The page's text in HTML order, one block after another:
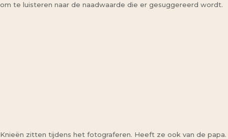
om te luisteren naar de naadwaarde die er gesuggereerd wordt.
Knieën zitten tijdens het fotograferen. Heeft ze ook van de papa.